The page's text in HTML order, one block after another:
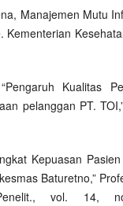
Manajemen Mutu
Kementerian
Kualitas
pelanggan PT.
Kepuasan
Baturetno,”
vol. 14,